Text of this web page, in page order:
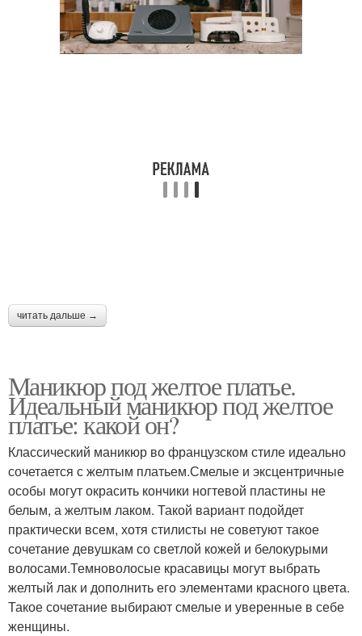
читать дальше →
Маникюр под желтое платье.
Идеальный маникюр под желтое
платье: какой он?
Классический маникюр во французском стиле идеально
сочетается с желтым платьем.Смелые и эксцентричные
особы могут окрасить кончики ногтевой пластины не
белым, а желтым лаком. Такой вариант подойдет
практически всем, хотя стилисты не советуют такое
сочетание девушкам со светлой кожей и белокурыми
волосами.Темноволосые красавицы могут выбрать
желтый лак и дополнить его элементами красного цвета.
Такое сочетание выбирают смелые и уверенные в себе
женщины.